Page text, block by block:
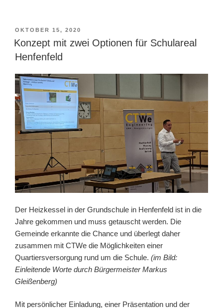
VERÖFFENTLICHT
AM
OKTOBER 15, 2020
Konzept mit zwei Optionen für Schulareal
Henfenfeld
Der Heizkessel in der Grundschule in Henfenfeld ist in die
Jahre gekommen und muss getauscht werden. Die
Gemeinde erkannte die Chance und überlegt daher
zusammen mit CTWe die Möglichkeiten einer
Quartiersversorgung rund um die Schule. (im Bild:
Einleitende Worte durch Bürgermeister Markus
Gleißenberg)
Mit persönlicher Einladung, einer Präsentation und der